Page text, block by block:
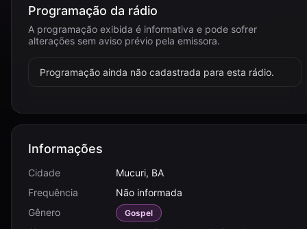
Programação da rádio
A programação exibida é informativa e pode sofrer
alterações sem aviso prévio pela emissora.
Programação ainda não cadastrada para esta rádio.
Informações
Cidade
Mucuri, BA
Frequência
Não informada
Gênero
Gospel